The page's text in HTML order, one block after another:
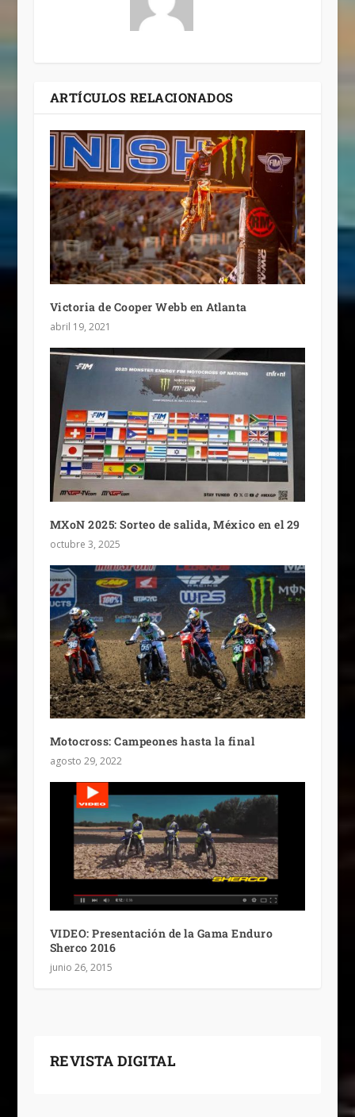
ARTÍCULOS RELACIONADOS
Victoria de Cooper Webb en Atlanta
abril 19, 2021
MXoN 2025: Sorteo de salida, México en el 29
octubre 3, 2025
Motocross: Campeones hasta la final
agosto 29, 2022
VIDEO: Presentación de la Gama Enduro
Sherco 2016
junio 26, 2015
REVISTA DIGITAL